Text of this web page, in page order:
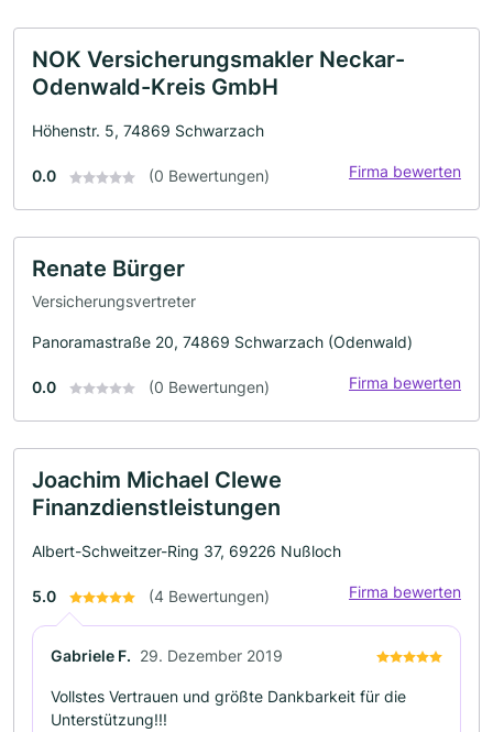
NOK Versicherungsmakler Neckar-
Odenwald-Kreis GmbH
Höhenstr. 5, 74869 Schwarzach
0.0 (0 Bewertungen) Firma bewerten
Renate Bürger
Versicherungsvertreter
Panoramastraße 20, 74869 Schwarzach (Odenwald)
0.0 (0 Bewertungen) Firma bewerten
Joachim Michael Clewe
Finanzdienstleistungen
Albert-Schweitzer-Ring 37, 69226 Nußloch
5.0 (4 Bewertungen) Firma bewerten
Gabriele F. 29. Dezember 2019
Vollstes Vertrauen und größte Dankbarkeit für die
Unterstützung!!!